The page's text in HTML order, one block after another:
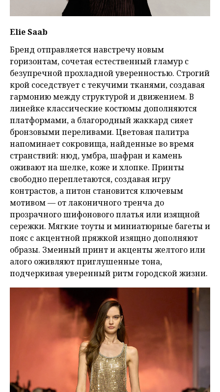
Elie Saab
Бренд отправляется навстречу новым
горизонтам, сочетая естественный гламур с
безупречной прохладной уверенностью. Строгий
крой соседствует с текучими тканями, создавая
гармонию между структурой и движением. В
линейке классические костюмы дополняются
платформами, а благородный жаккард сияет
бронзовыми переливами. Цветовая палитра
напоминает сокровища, найденные во время
странствий: нюд, умбра, шафран и камень
оживают на шелке, коже и хлопке. Принты
свободно переплетаются, создавая игру
контрастов, а питон становится ключевым
мотивом — от лаконичного тренча до
прозрачного шифонового платья или изящной
сережки. Мягкие тоуты и миниатюрные багеты и
пояс с акцентной пряжкой изящно дополняют
образы. Змеиный принт и акценты желтого или
алого оживляют приглушенные тона,
подчеркивая уверенный ритм городской жизни.